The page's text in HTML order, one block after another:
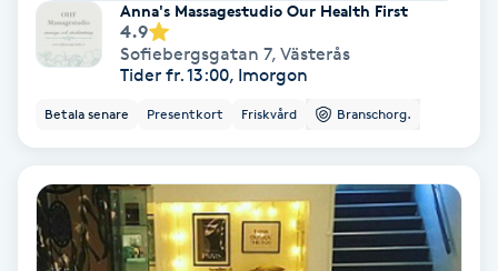
Sugaring
Svensk massage
Svettbehandling
Tuina-massage
Anna's Massagestudio Our Health First
4.9
Sofiebergsgatan 7, Västerås
Tider fr. 13:00, Imorgon
Betala senare Presentkort Friskvård Branschorg.